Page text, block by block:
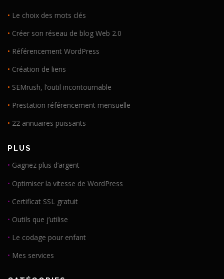
• Le choix des mots clés
• Créer son réseau de blog Web 2.0
• Référencement WordPress
• Création de liens
• SEMrush, l’outil incontournable
• Prestation référencement mensuelle
• 22 annuaires puissants
PLUS
• Gagnez plus d’argent
• Optimiser la vitesse de WordPress
• Certificat SSL gratuit
• Outils que j’utilise
• Le codage pour enfant
• Mes services